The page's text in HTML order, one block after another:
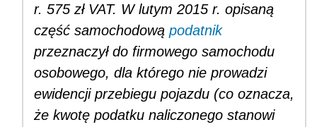
r. 575 zł VAT. W lutym 2015 r. opisaną
część samochodową podatnik
przeznaczył do firmowego sa­mochodu
osobowego, dla którego nie prowadzi
ewidencji przebiegu pojazdu (co oznacza,
że kwotę podatku naliczonego stanowi